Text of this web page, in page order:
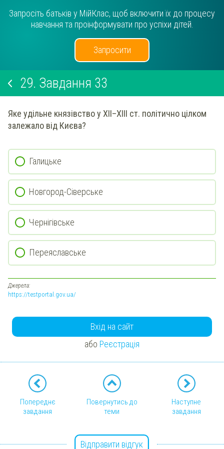
Запросіть батьків у МійКлас, щоб включити їх до процесу
навчання та проінформувати про успіхи дітей.
Запросити
29. Завдання 33
Яке удільне князівство у XII–XIII ст. політично цілком
залежало від Києва?
Галицьке
Новгород-Сіверське
Чернігівське
Переяславське
Джерела:
https://testportal.gov.ua/
Вхід на сайт
або Реєстрація
Попереднє
завдання
Повернутись до
теми
Наступне
завдання
Відправити відгук